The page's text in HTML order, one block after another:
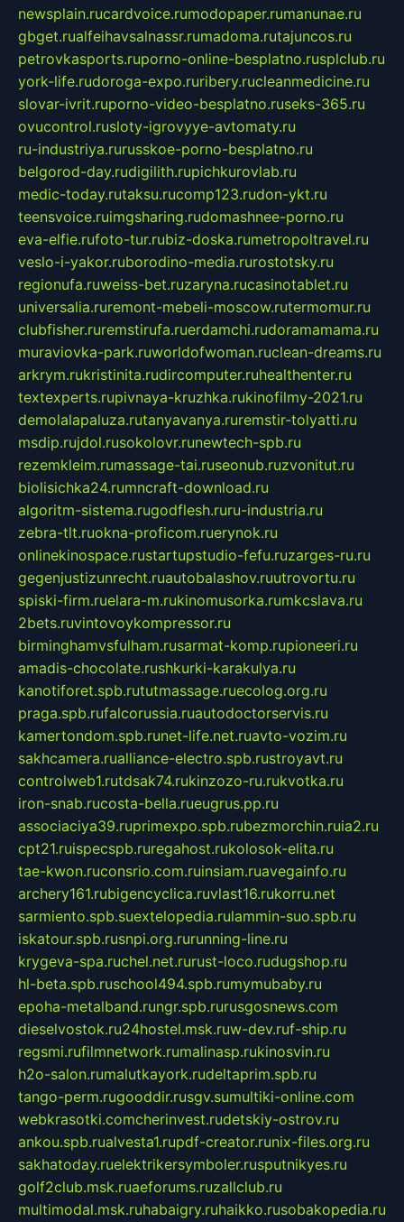
newsplain.rucardvoice.rumodopaper.rumanunae.ru
gbget.rualfeihavsalnassr.rumadoma.rutajuncos.ru
petrovkasports.ruporno-online-besplatno.rusplclub.ru
york-life.rudoroga-expo.ruribery.rucleanmedicine.ru
slovar-ivrit.ruporno-video-besplatno.ruseks-365.ru
ovucontrol.rusloty-igrovyye-avtomaty.ru
ru-industriya.rurusskoe-porno-besplatno.ru
belgorod-day.rudigilith.rupichkurovlab.ru
medic-today.rutaksu.rucomp123.rudon-ykt.ru
teensvoice.ruimgsharing.rudomashnee-porno.ru
eva-elfie.rufoto-tur.rubiz-doska.rumetropoltravel.ru
veslo-i-yakor.ruborodino-media.rurostotsky.ru
regionufa.ruweiss-bet.ruzaryna.rucasinotablet.ru
universalia.ruremont-mebeli-moscow.rutermomur.ru
clubfisher.ruremstirufa.ruerdamchi.rudoramamama.ru
muraviovka-park.ruworldofwoman.ruclean-dreams.ru
arkrym.rukristinita.rudircomputer.ruhealthenter.ru
textexperts.rupivnaya-kruzhka.rukinofilmy-2021.ru
demolalapaluza.rutanyavanya.ruremstir-tolyatti.ru
msdip.rujdol.rusokolovr.runewtech-spb.ru
rezemkleim.rumassage-tai.ruseonub.ruzvonitut.ru
biolisichka24.rumncraft-download.ru
algoritm-sistema.rugodflesh.ruru-industria.ru
zebra-tlt.ruokna-proficom.ruerynok.ru
onlinekinospace.rustartupstudio-fefu.ruzarges-ru.ru
gegenjustizunrecht.ruautobalashov.ruutrovortu.ru
spiski-firm.ruelara-m.rukinomusorka.rumkcslava.ru
2bets.ruvintovoykompressor.ru
birminghamvsfulham.rusarmat-komp.rupioneeri.ru
amadis-chocolate.rushkurki-karakulya.ru
kanotiforet.spb.rututmassage.ruecolog.org.ru
praga.spb.rufalcorussia.ruautodoctorservis.ru
kamertondom.spb.runet-life.net.ruavto-vozim.ru
sakhcamera.rualliance-electro.spb.rustroyavt.ru
controlweb1.rutdsak74.rukinzozo-ru.rukvotka.ru
iron-snab.rucosta-bella.rueugrus.pp.ru
associaciya39.ruprimexpo.spb.rubezmorchin.ruia2.ru
cpt21.ruispecspb.ruregahost.rukolosok-elita.ru
tae-kwon.ruconsrio.com.ruinsiam.ruavegainfo.ru
archery161.rubigencyclica.ruvlast16.rukorru.net
sarmiento.spb.suextelopedia.rulammin-suo.spb.ru
iskatour.spb.rusnpi.org.rurunning-line.ru
krygeva-spa.ruchel.net.rurust-loco.rudugshop.ru
hl-beta.spb.ruschool494.spb.rumymubaby.ru
epoha-metalband.rungr.spb.rurusgosnews.com
dieselvostok.ru24hostel.msk.ruw-dev.ruf-ship.ru
regsmi.rufilmnetwork.rumalinasp.rukinosvin.ru
h2o-salon.rumalutkayork.rudeltaprim.spb.ru
tango-perm.rugooddir.rusgv.sumultiki-online.com
webkrasotki.comcherinvest.rudetskiy-ostrov.ru
ankou.spb.rualvesta1.rupdf-creator.runix-files.org.ru
sakhatoday.ruelektrikersymboler.rusputnikyes.ru
golf2club.msk.ruaeforums.ruzallclub.ru
multimodal.msk.ruhabaigry.ruhaikko.rusobakopedia.ru